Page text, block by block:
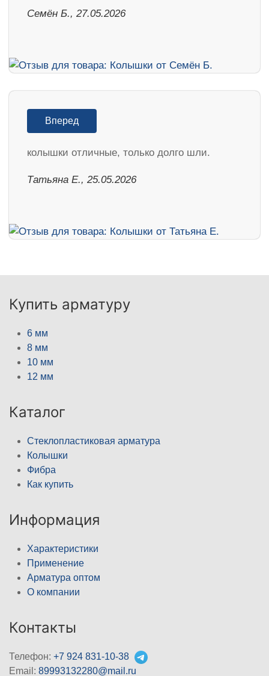
Семён Б., 27.05.2026
Вперед
колышки отличные, только долго шли.
Татьяна Е., 25.05.2026
Купить арматуру
6 мм
8 мм
10 мм
12 мм
Каталог
Стеклопластиковая арматура
Колышки
Фибра
Как купить
Информация
Характеристики
Применение
Арматура оптом
О компании
Контакты
Телефон: +7 924 831-10-38
Email: 89993132280@mail.ru